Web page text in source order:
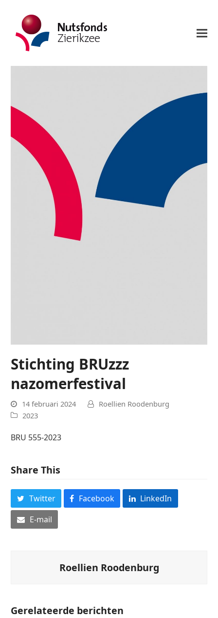
Stichting BRUzzz
nazomerfestival
14 februari 2024
Roellien Roodenburg
2023
BRU 555-2023
Share This
Twitter Facebook
LinkedIn
E-mail
Roellien Roodenburg
Gerelateerde berichten